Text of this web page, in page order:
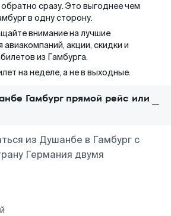
сразу. Это выгоднее чем
в одну сторону.
внимание на лучшие
акции, скидки и
из Гамбурга.
на неделе, а не в выходные.
Гамбург прямой рейс или
из Душанбе в Гамбург с
Германия двумя